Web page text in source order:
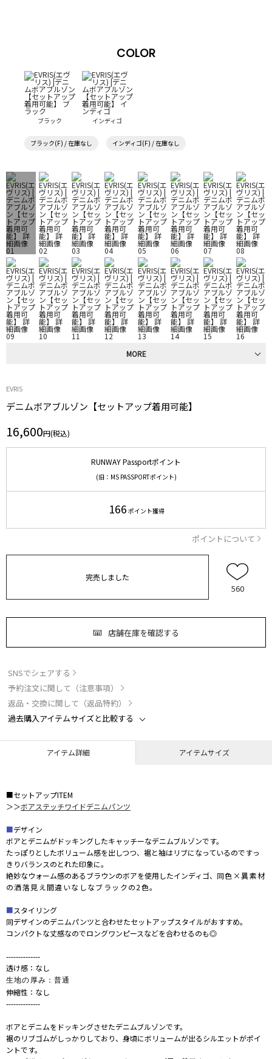
COLOR
ブラック インディゴ
ブラック(F) / 在庫なし インディゴ(F) / 在庫なし
MORE
EVRIS
デニムボアブルゾン【セットアップ着用可能】
16,600円(税込)
RUNWAY Passportポイント
(旧：MS PASSPORTポイント)
166 ポイント獲得
ポイントについて
完売しました
560
店舗在庫を確認する
SNSでシェアする
予約注文に関して（注意事項）
返品・交換に関して（返品特約）
過去購入アイテムサイズと比較する
アイテム詳細 アイテムサイズ
■セットアップITEM
＞＞ボアステッチワイドデニムパンツ
■デザイン
ボアとデニムがドッキングしたキャッチーなデニムブルゾンです。
たっぽりとしたボリューム感を出しつつ、裾と袖はリブになっているのですっ
きりバランスのとれた印象に。
絶妙なウォーム感のあるブラウンのボアを使用したインディゴ、 同色×異素材
の洒落見え間違いなしなブラックの2色。
■スタイリング
同デザインのデニムパンツと合わせたセットアップスタイルがおすすめ。
コンパクトな丈感なのでロングワンピースなどを合わせるのも◎
--------------
透け感：なし
生地の厚み：普通
伸縮性：なし
--------------
ボアとデニムをドッキングさせたデニムブルゾンです。
裾のリブゴムがしっかりしており、身頃にボリュームが出るシルエットがポイ
ントです。